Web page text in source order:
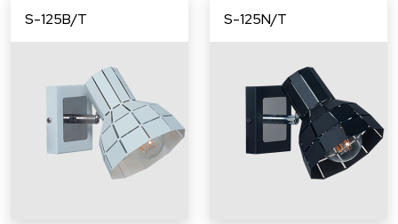
S-125B/T S-125N/T